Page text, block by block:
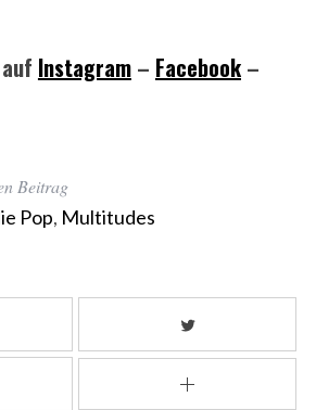
Instagram– Facebook–
Beitrag
Pop, Multitudes